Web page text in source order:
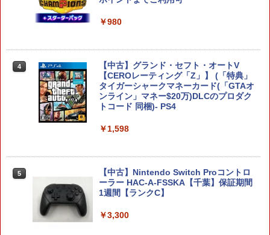
￥8,960
4
任天堂 【Switch2】マリオカート ワール
ド [BEE-P-AAAAA NSW2 マリオカ-ト
ワ-ルド]
￥8,970
5 Nintendo Switch 2 オールインボックス
￥9,073
かけだし騎士の応援パック・かけだし騎
￥6,526
サドン ストライク 5 デラックスエディシ
ョン
￥6,628
5
【特典】ドラゴンクエストモンスターズ
4 枯れ木の国のビアンカ・フローラ P
トダッシュセット)
￥980
4
【中古】グランド・セフト・オートV
【CEROレーティング「Z」】 (「特典」
タイガーシャークマネーカード(「GTAオ
ンライン」マネー$20万)DLCのプロダク
トコード 同梱)- PS4
￥1,598
5
【中古】Nintendo Switch Proコントロ
ーラー HAC-A-FSSKA【千葉】保証期間
1週間【ランクC】
￥3,300